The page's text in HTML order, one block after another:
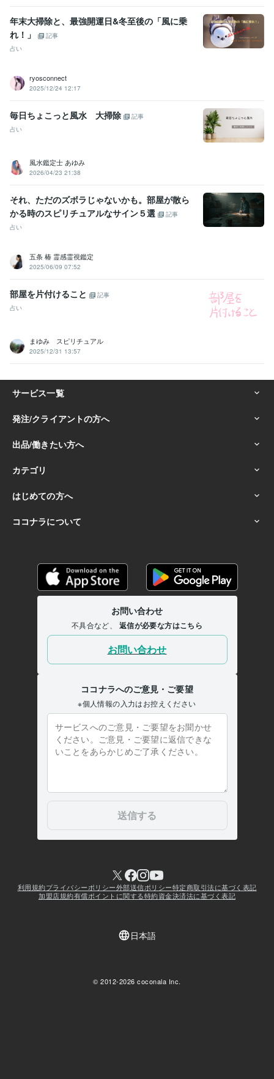
年末大掃除と、最強開運日&冬至後の「風に乗
れ！」
記事
占い
ryosconnect
2025/12/24 12:17
毎日ちょこっと風水 大掃除
記事
占い
風水鑑定士 あゆみ
2026/04/23 21:38
それ、ただのズボラじゃないかも。部屋が散ら
かる時のスピリチュアルなサイン５選
記事
占い
五条 椿 霊感霊視鑑定
2025/06/09 07:52
部屋を片付けること
記事
占い
まゆみ スピリチュアル
2025/12/31 13:57